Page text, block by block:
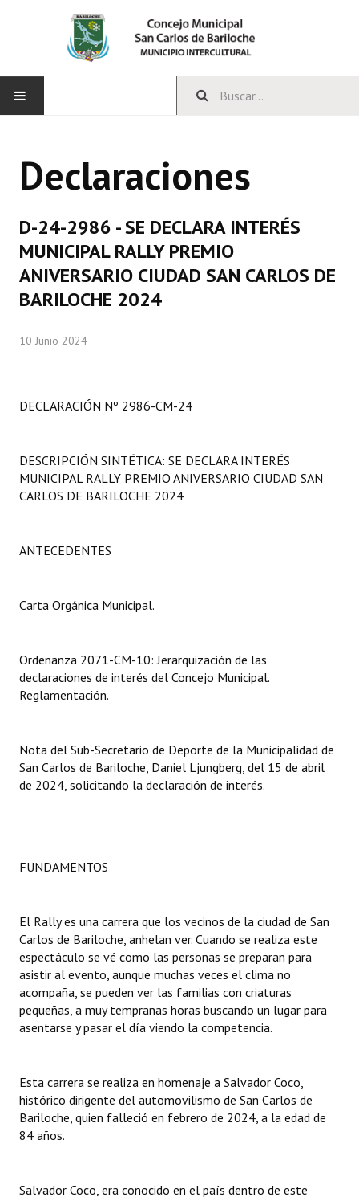
CONCEJO
Integrantes del Concejo
Comisiones Permanentes
Comisiones Especiales
Concejales Mandato Cumplido
LEGISLACIÓN
Constitución Provincial
Reglamento Interno
Organigrama
Informes de Gestión
Dictámenes Asesoría Letrada
Actas de Sesión
NORMATIVA
Comunicaciones
Declaraciones
Resoluciones
INSTITUCIONAL
Antiguos Pobladores
Registros y Distinciones
Declaraciones
D-24-2986 - SE DECLARA INTERÉS
MUNICIPAL RALLY PREMIO
ANIVERSARIO CIUDAD SAN CARLOS DE
BARILOCHE 2024
10 Junio 2024
DECLARACIÓN Nº 2986-CM-24
DESCRIPCIÓN SINTÉTICA: SE DECLARA INTERÉS
MUNICIPAL RALLY PREMIO ANIVERSARIO CIUDAD SAN
CARLOS DE BARILOCHE 2024
ANTECEDENTES
Carta Orgánica Municipal.
Ordenanza 2071-CM-10: Jerarquización de las
declaraciones de interés del Concejo Municipal.
Reglamentación.
Nota del Sub-Secretario de Deporte de la Municipalidad de
San Carlos de Bariloche, Daniel Ljungberg, del 15 de abril
de 2024, solicitando la declaración de interés.
FUNDAMENTOS
El Rally es una carrera que los vecinos de la ciudad de San
Carlos de Bariloche, anhelan ver. Cuando se realiza este
espectáculo se vé como las personas se preparan para
asistir al evento, aunque muchas veces el clima no
acompaña, se pueden ver las familias con criaturas
pequeñas, a muy tempranas horas buscando un lugar para
asentarse y pasar el día viendo la competencia.
Esta carrera se realiza en homenaje a Salvador Coco,
histórico dirigente del automovilismo de San Carlos de
Bariloche, quien falleció en febrero de 2024, a la edad de
84 años.
Salvador Coco, era conocido en el país dentro de este